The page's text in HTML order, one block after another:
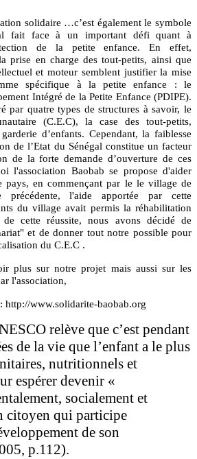
solidaire …c’est également le symbole
fait face à un important défi quant à
de la petite enfance. En effet,
prise en charge des tout-petits, ainsi que
et moteur semblent justifier la mise
spécifique à la petite enfance : le
Intégré de la Petite Enfance (PDIPE).
par quatre types de structures à savoir, le
(C.E.C), la case des tout-petits,
d’enfants. Cependant, la faiblesse
de l’Etat du Sénégal constitue un facteur
de la forte demande d’ouverture de ces
l'association Baobab se propose d'aider
pays, en commençant par le le village de
précédente, l'aide apportée par cette
du village avait permis la réhabilitation
cette réussite, nous avons décidé de
et de donner tout notre possible pour
du C.E.C .
plus sur notre projet mais aussi sur les
l'association,
http://www.solidarite-baobab.org
relève que c’est pendant
de la vie que l’enfant a le plus
nutritionnels et
espérer devenir «
socialement et
citoyen qui participe
de son
p.112).